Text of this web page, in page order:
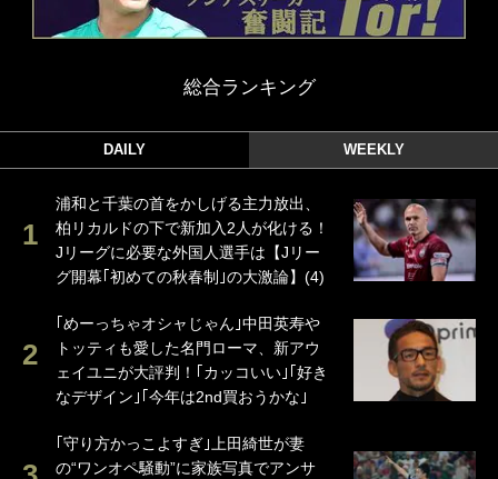
総合ランキング
DAILY WEEKLY
浦和と千葉の首をかしげる主力放出、
柏リカルドの下で新加入2人が化ける！
Jリーグに必要な外国人選手は【Jリー
グ開幕｢初めての秋春制｣の大激論】(4)
｢めーっちゃオシャじゃん｣中田英寿や
トッティも愛した名門ローマ、新アウ
ェイユニが大評判！｢カッコいい｣｢好き
なデザイン｣｢今年は2nd買おうかな｣
｢守り方かっこよすぎ｣上田綺世が妻
の“ワンオペ騒動”に家族写真でアンサ